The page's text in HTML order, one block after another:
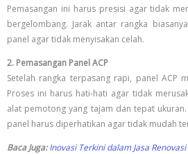
Pemasangan ini harus presisi agar tidak
bergelombang. Jarak antar rangka
panel agar tidak menyisakan celah.
2. Pemasangan Panel ACP
Setelah rangka terpasang rapi, panel ACP
Proses ini harus hati-hati agar tidak
alat pemotong yang tajam dan tepat
panel harus diperhatikan agar tidak mudah
Baca Juga: Inovasi Terkini dalam Jasa